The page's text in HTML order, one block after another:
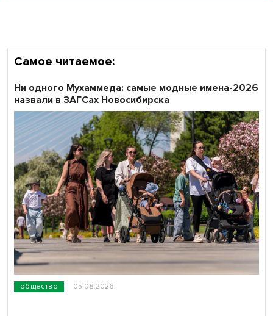
Самое читаемое:
общество 05.08.2026
Ни одного Мухаммеда: самые модные имена-2026
назвали в ЗАГСах Новосибирска